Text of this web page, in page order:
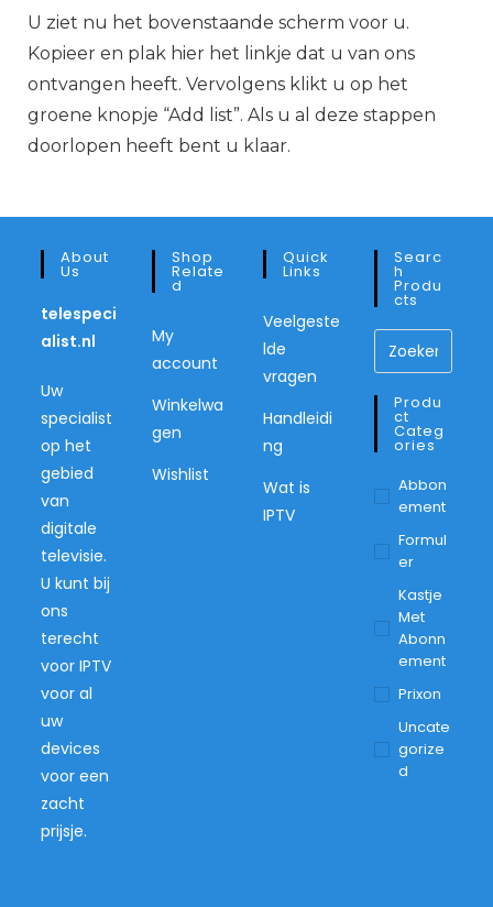
U ziet nu het bovenstaande scherm voor u.
Kopieer en plak hier het linkje dat u van ons
ontvangen heeft. Vervolgens klikt u op het
groene knopje “Add list”. Als u al deze stappen
doorlopen heeft bent u klaar.
About
Us
telespeci
alist.nl
Uw
specialist
op het
gebied
van
digitale
televisie.
U kunt bij
ons
terecht
voor IPTV
voor al
uw
devices
voor een
zacht
prijsje.
Shop
Relate
D
My
account
Winkelwa
gen
Wishlist
Quick
Links
Veelgeste
lde
vragen
Handleidi
ng
Wat is
IPTV
Searc
H
Produ
Cts
Produ
Ct
Categ
Ories
Abbon
Ement
Formul
Er
Kastje
Met
Abonn
Ement
Prixon
Uncate
Gorize
D